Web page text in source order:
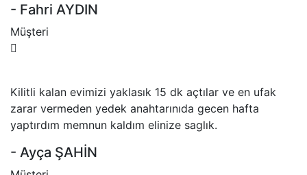
- Fahri AYDIN
Müşteri
Kilitli kalan evimizi yaklasık 15 dk açtılar ve en ufak
zarar vermeden yedek anahtarınıda gecen hafta
yaptırdım memnun kaldım elinize saglık.
- Ayça ŞAHİN